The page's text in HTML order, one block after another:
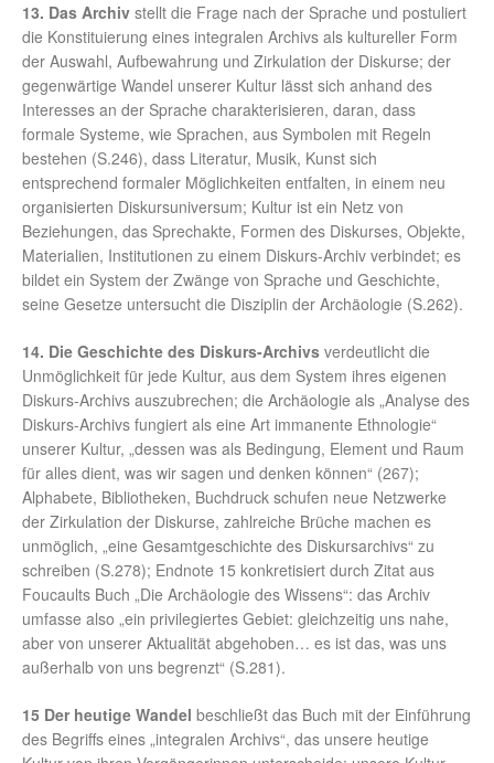
13. Das Archiv stellt die Frage nach der Sprache und postuliert
die Konstituierung eines integralen Archivs als kultureller Form
der Auswahl, Aufbewahrung und Zirkulation der Diskurse; der
gegenwärtige Wandel unserer Kultur lässt sich anhand des
Interesses an der Sprache charakterisieren, daran, dass
formale Systeme, wie Sprachen, aus Symbolen mit Regeln
bestehen (S.246), dass Literatur, Musik, Kunst sich
entsprechend formaler Möglichkeiten entfalten, in einem neu
organisierten Diskursuniversum; Kultur ist ein Netz von
Beziehungen, das Sprechakte, Formen des Diskurses, Objekte,
Materialien, Institutionen zu einem Diskurs-Archiv verbindet; es
bildet ein System der Zwänge von Sprache und Geschichte,
seine Gesetze untersucht die Disziplin der Archäologie (S.262).
14. Die Geschichte des Diskurs-Archivs verdeutlicht die
Unmöglichkeit für jede Kultur, aus dem System ihres eigenen
Diskurs-Archivs auszubrechen; die Archäologie als „Analyse des
Diskurs-Archivs fungiert als eine Art immanente Ethnologie“
unserer Kultur, „dessen was als Bedingung, Element und Raum
für alles dient, was wir sagen und denken können“ (267);
Alphabete, Bibliotheken, Buchdruck schufen neue Netzwerke
der Zirkulation der Diskurse, zahlreiche Brüche machen es
unmöglich, „eine Gesamtgeschichte des Diskursarchivs“ zu
schreiben (S.278); Endnote 15 konkretisiert durch Zitat aus
Foucaults Buch „Die Archäologie des Wissens“: das Archiv
umfasse also „ein privilegiertes Gebiet: gleichzeitig uns nahe,
aber von unserer Aktualität abgehoben… es ist das, was uns
außerhalb von uns begrenzt“ (S.281).
15 Der heutige Wandel beschließt das Buch mit der Einführung
des Begriffs eines „integralen Archivs“, das unsere heutige